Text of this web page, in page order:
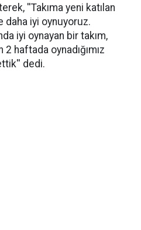
''Takıma yeni katılan
daha iyi oynuyoruz.
iyi oynayan bir takım,
haftada oynadığımız
dedi.